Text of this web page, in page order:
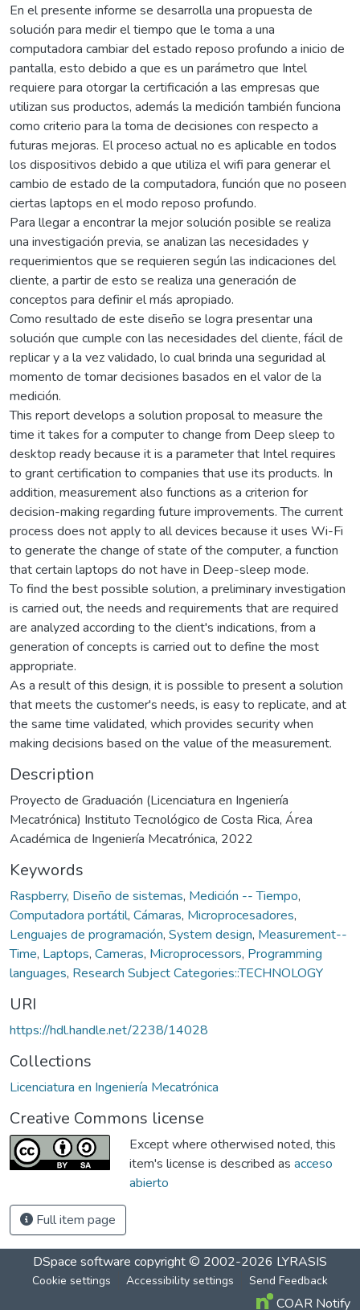
En el presente informe se desarrolla una propuesta de
solución para medir el tiempo que le toma a una
computadora cambiar del estado reposo profundo a inicio de
pantalla, esto debido a que es un parámetro que Intel
requiere para otorgar la certificación a las empresas que
utilizan sus productos, además la medición también funciona
como criterio para la toma de decisiones con respecto a
futuras mejoras. El proceso actual no es aplicable en todos
los dispositivos debido a que utiliza el wifi para generar el
cambio de estado de la computadora, función que no poseen
ciertas laptops en el modo reposo profundo.
Para llegar a encontrar la mejor solución posible se realiza
una investigación previa, se analizan las necesidades y
requerimientos que se requieren según las indicaciones del
cliente, a partir de esto se realiza una generación de
conceptos para definir el más apropiado.
Como resultado de este diseño se logra presentar una
solución que cumple con las necesidades del cliente, fácil de
replicar y a la vez validado, lo cual brinda una seguridad al
momento de tomar decisiones basados en el valor de la
medición.
This report develops a solution proposal to measure the
time it takes for a computer to change from Deep sleep to
desktop ready because it is a parameter that Intel requires
to grant certification to companies that use its products. In
addition, measurement also functions as a criterion for
decision-making regarding future improvements. The current
process does not apply to all devices because it uses Wi-Fi
to generate the change of state of the computer, a function
that certain laptops do not have in Deep-sleep mode.
To find the best possible solution, a preliminary investigation
is carried out, the needs and requirements that are required
are analyzed according to the client's indications, from a
generation of concepts is carried out to define the most
appropriate.
As a result of this design, it is possible to present a solution
that meets the customer's needs, is easy to replicate, and at
the same time validated, which provides security when
making decisions based on the value of the measurement.
Description
Proyecto de Graduación (Licenciatura en Ingeniería
Mecatrónica) Instituto Tecnológico de Costa Rica, Área
Académica de Ingeniería Mecatrónica, 2022
Keywords
Raspberry, Diseño de sistemas, Medición -- Tiempo,
Computadora portátil, Cámaras, Microprocesadores,
Lenguajes de programación, System design, Measurement--
Time, Laptops, Cameras, Microprocessors, Programming
languages, Research Subject Categories::TECHNOLOGY
URI
https://hdl.handle.net/2238/14028
Collections
Licenciatura en Ingeniería Mecatrónica
Creative Commons license
Except where otherwised noted, this
item's license is described as acceso
abierto
Full item page
DSpace software copyright © 2002-2026 LYRASIS
Cookie settings Accessibility settings Send Feedback
COAR Notify